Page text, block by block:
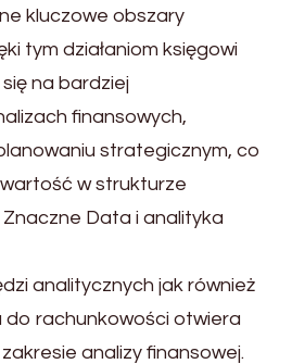
kluczowe obszary
tym działaniom księgowi
na bardziej
finansowych,
strategicznym, co
w strukturze
Data i analityka
analitycznych jak również
do rachunkowości otwiera
analizy finansowej.